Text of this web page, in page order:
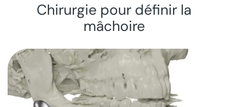
Chirurgie pour définir la
mâchoire